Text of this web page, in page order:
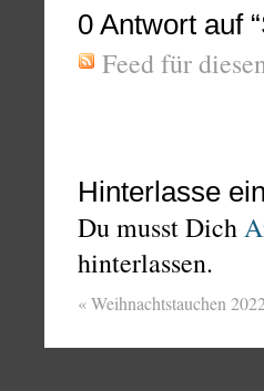
0 Antwort auf
Feed für
Hinterlasse
Du musst Dich
hinterlassen.
«Weihnachtstauchen